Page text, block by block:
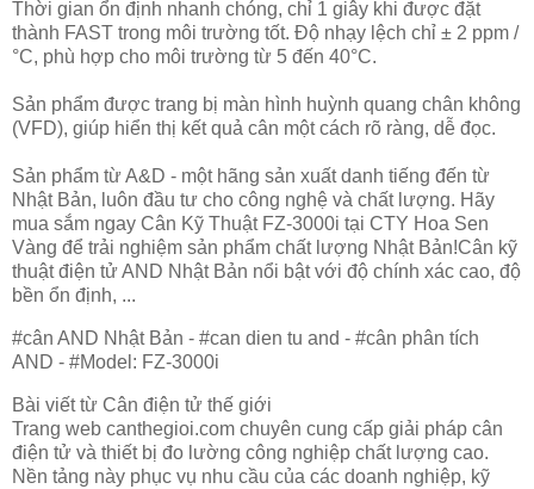
Thời gian ổn định nhanh chóng, chỉ 1 giây khi được đặt
thành FAST trong môi trường tốt. Độ nhạy lệch chỉ ± 2 ppm /
°C, phù hợp cho môi trường từ 5 đến 40°C.
Sản phẩm được trang bị màn hình huỳnh quang chân không
(VFD), giúp hiển thị kết quả cân một cách rõ ràng, dễ đọc.
Sản phẩm từ A&D - một hãng sản xuất danh tiếng đến từ
Nhật Bản, luôn đầu tư cho công nghệ và chất lượng. Hãy
mua sắm ngay Cân Kỹ Thuật FZ-3000i tại CTY Hoa Sen
Vàng để trải nghiệm sản phẩm chất lượng Nhật Bản!Cân kỹ
thuật điện tử AND Nhật Bản nổi bật với độ chính xác cao, độ
bền ổn định, ...
#cân AND Nhật Bản - #can dien tu and - #cân phân tích
AND - #Model: FZ-3000i
Bài viết từ Cân điện tử thế giới
Trang web canthegioi.com chuyên cung cấp giải pháp cân
điện tử và thiết bị đo lường công nghiệp chất lượng cao.
Nền tảng này phục vụ nhu cầu của các doanh nghiệp, kỹ